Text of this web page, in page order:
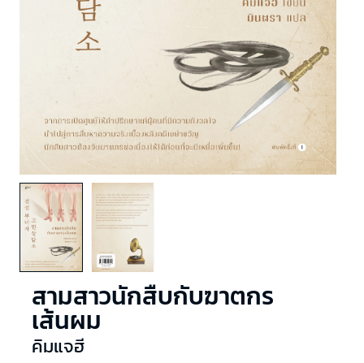
สามสาวนักสืบกับฆาตกร
เส้นผม
คิมแจฮี